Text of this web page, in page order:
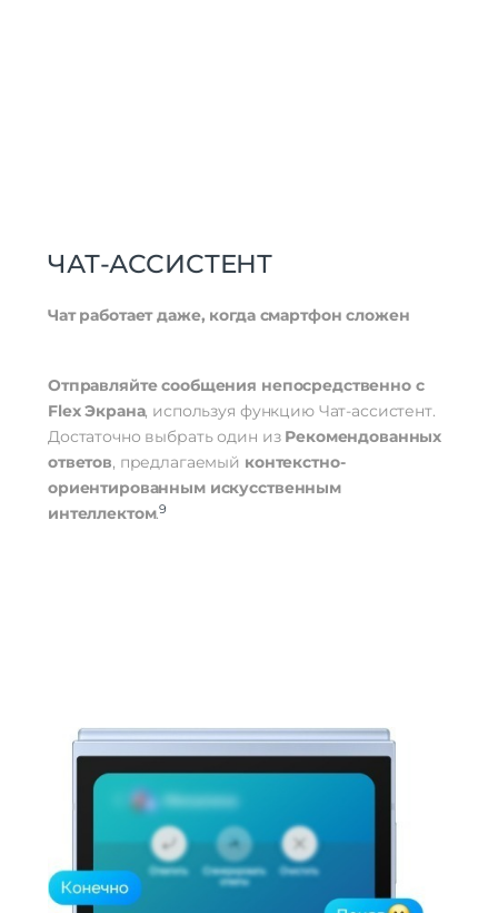
ЧАТ-АССИСТЕНТ
Чат работает даже, когда смартфон сложен
Отправляйте сообщения непосредственно с
Flex Экрана, используя функцию Чат-ассистент.
Достаточно выбрать один из Рекомендованных
ответов, предлагаемый контекстно-
ориентированным искусственным
интеллектом.9